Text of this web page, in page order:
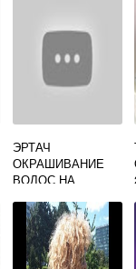
ЭРТАЧ
ОКРАШИВАНИЕ
ВОЛОС НА
ВОЛОСЫ